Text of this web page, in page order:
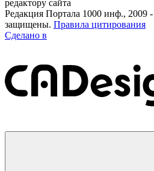
редактору сайта
Редакция Портала 1000 инф., 2009
защищены. Правила цитирования
Сделано в